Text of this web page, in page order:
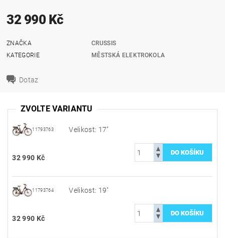
32 990 Kč
ZNAČKA
CRUSSIS
KATEGORIE
MĚSTSKÁ ELEKTROKOLA
Dotaz
ZVOLTE VARIANTU
11793763 Velikost: 17"
32 990 Kč
11793764 Velikost: 19"
32 990 Kč